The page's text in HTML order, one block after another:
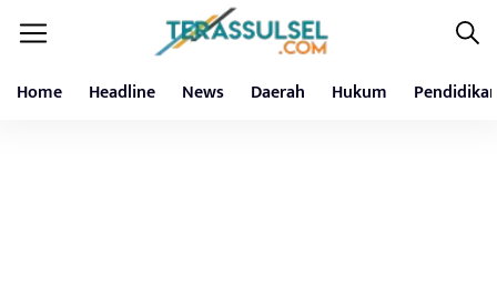
Home Headline News Daerah Hukum